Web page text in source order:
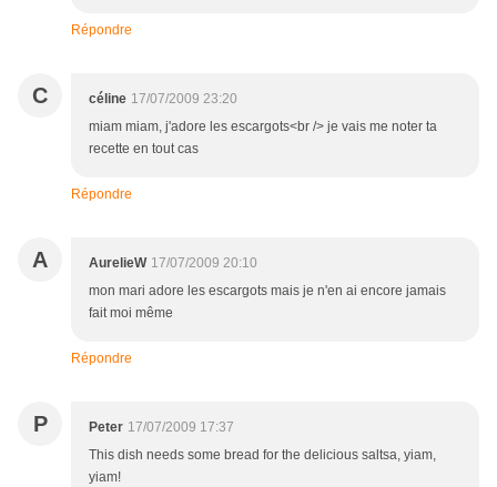
Répondre
C céline 17/07/2009 23:20
miam miam, j'adore les escargots<br /> je vais me noter ta
recette en tout cas
Répondre
A AurelieW 17/07/2009 20:10
mon mari adore les escargots mais je n'en ai encore jamais
fait moi même
Répondre
P Peter 17/07/2009 17:37
This dish needs some bread for the delicious saltsa, yiam,
yiam!